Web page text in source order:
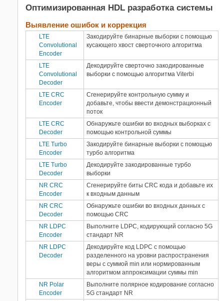
развертывание
Расширенные
возможности
40
Генерация C/C++ кода
36
Генерация HDL кода
Оптимизированная HDL разработка системы
Выявление ошибок и коррекция
LTE
Convolutional
Encoder
Закодируйте бинарные выборки с помощью
кусающего хвост сверточного алгоритма
LTE
Convolutional
Decoder
Декодируйте сверточно закодированные
выборки с помощью алгоритма Viterbi
LTE CRC
Encoder
Сгенерируйте контрольную сумму и
добавьте, чтобы ввести демонстрационный
поток
LTE CRC
Decoder
Обнаружьте ошибки во входных выборках с
помощью контрольной суммы
LTE Turbo
Encoder
Закодируйте бинарные выборки с помощью
турбо алгоритма
LTE Turbo
Decoder
Декодируйте закодированные турбо
выборки
NR CRC
Encoder
Сгенерируйте биты CRC кода и добавьте их
к входным данным
NR CRC
Decoder
Обнаружьте ошибки во входных данных с
помощью CRC
NR LDPC
Encoder
Выполните LDPC, кодирующий согласно 5G
стандарт NR
NR LDPC
Decoder
Декодируйте код LDPC с помощью
разделенного на уровни распространения
веры с суммой min или нормированным
алгоритмом аппроксимации суммы min
NR Polar
Encoder
Выполните полярное кодирование согласно
5G стандарт NR